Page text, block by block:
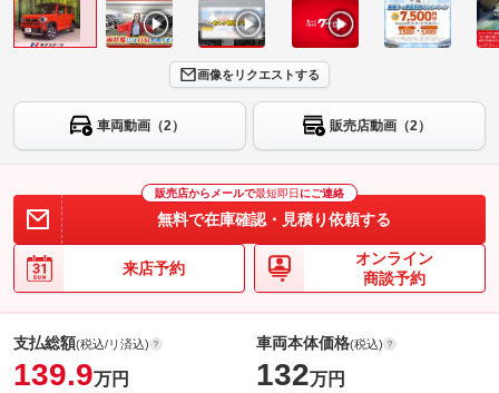
画像をリクエストする
車両動画（2） 販売店動画（2）
販売店からメールで最短即日 にご連絡
無料で在庫確認・見積り依頼する
来店予約
オンライン
商談予約
支払総額(税込/リ済込)
139.9万円
車両本体価格(税込)
132万円